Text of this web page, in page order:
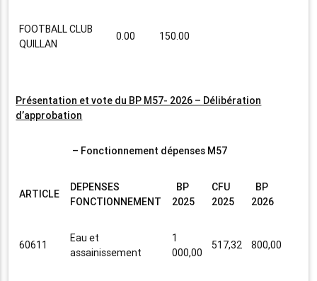
FOOTBALL CLUB
QUILLAN
0.00 150.00
Présentation et vote du BP M57- 2026 – Délibération
d’approbation
– Fonctionnement dépenses M57
ARTICLE
DEPENSES
FONCTIONNEMENT
BP
2025
CFU
2025
BP
2026
60611
Eau et
assainissement
1
000,00
517,32 800,00